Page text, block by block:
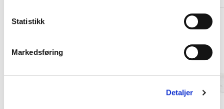
Statistikk
Markedsføring
Detaljer